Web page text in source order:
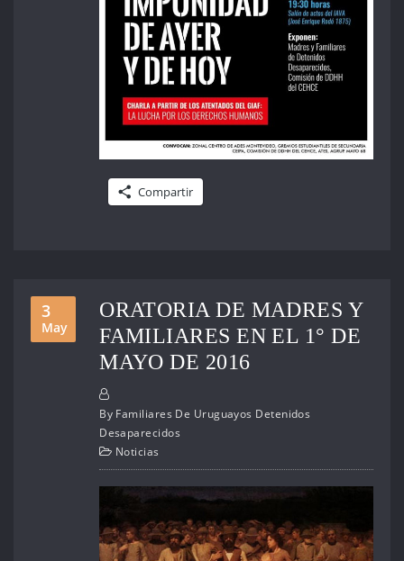
Compartir
3
May
ORATORIA DE MADRES Y
FAMILIARES EN EL 1° DE
MAYO DE 2016
By Familiares De Uruguayos Detenidos
Desaparecidos
Noticias